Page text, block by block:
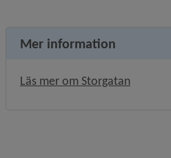
Mer information
Läs mer om StorgatanÖppnas